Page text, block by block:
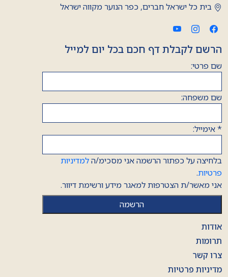
בית כל ישראל חברים, כפר הנוער מקווה ישראל
הרשם לקבלת דף חכם בכל יום למייל
שם פרטי:
שם משפחה:
*אימייל:
בלחיצה על כפתור הרשמה אני מסכימ/הלמדיניות
פרטיות.
אני מאשר/ת הצטרפות למאגר מידע ורשימת דיוור.
אודות
תרומות
צרו קשר
מדיניות פרטיות